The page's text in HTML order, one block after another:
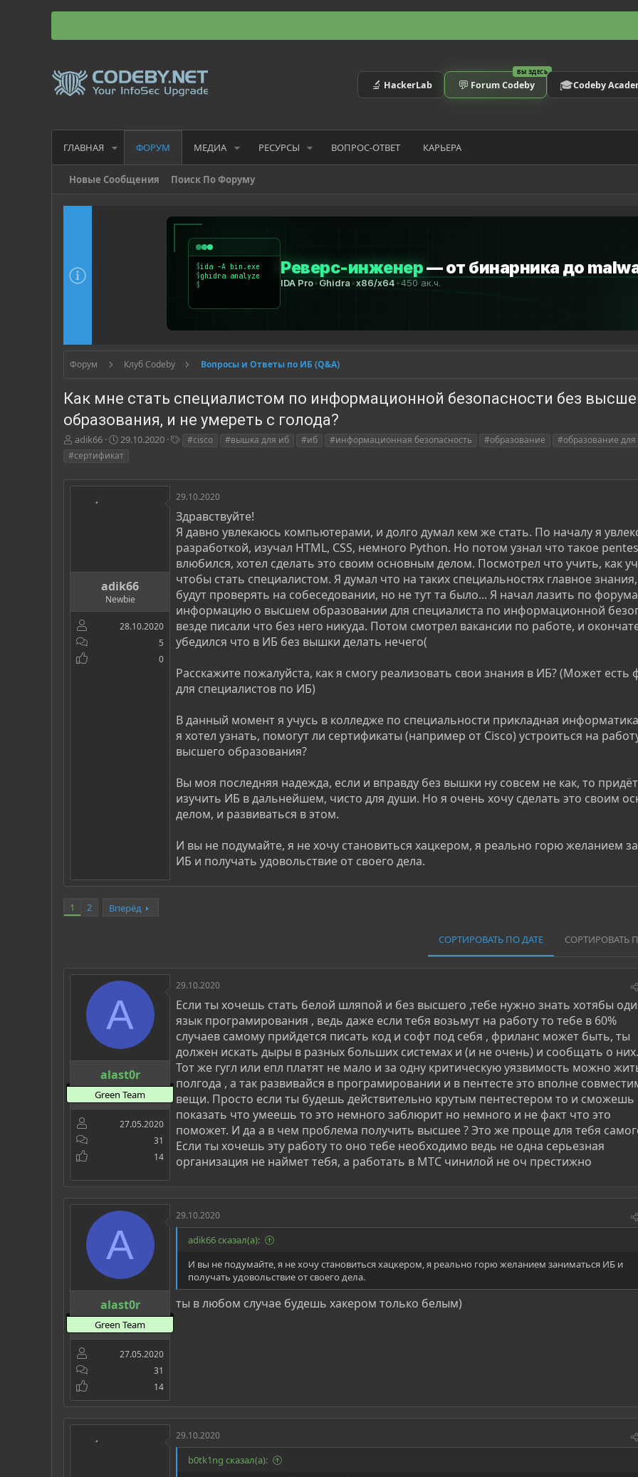
🔬 HackerLab
ВЫ ЗДЕСЬ
💬 Forum Codeby 🎓Codeby
ГЛАВНАЯ ФОРУМ МЕДИА РЕСУРСЫ ВОПРОС-ОТВЕТ КАРЬЕРА
Новые Сообщения Поиск По Форуму
Форум Клуб Codeby Вопросы и Ответы по ИБ (Q&A)
Как мне стать специалистом по информационной безопасности без
образования, и не умереть с голода?
А
в
о
р
adik66
Д
а
а
н
29.10.2020
и
#cisco #вышка для иб #иб #информационная безопасность #образование
#образование
#сертификат
adik66
Newbie
28.10.2020
5
0
29.10.2020
Здравствуйте!
Я давно увлекаюсь компьютерами, и долго думал кем же стать. По началу я
разработкой, изучал HTML, CSS, немного Python. Но потом узнал что такое
влюбился, хотел сделать это своим основным делом. Посмотрел что учить, как
чтобы стать специалистом. Я думал что на таких специальностях главное
будут проверять на собеседовании, но не тут та было... Я начал лазить по
информацию о высшем образовании для специалиста по информационной
везде писали что без него никуда. Потом смотрел вакансии по работе, и
убедился что в ИБ без вышки делать нечего(
Расскажите пожалуйста, как я смогу реализовать свои знания в ИБ? (Может есть
для специалистов по ИБ)
В данный момент я учусь в колледже по специальности прикладная
я хотел узнать, помогут ли сертификаты (например от Cisco) устроиться на
высшего образования?
Вы моя последняя надежда, если и вправду без вышки ну совсем не как, то
изучить ИБ в дальнейшем, чисто для души. Но я очень хочу сделать это своим
делом, и развиваться в этом.
И вы не подумайте, я не хочу становиться хацкером, я реально горю желанием
ИБ и получать удовольствие от своего дела.
1 2 Вперёд
СОРТИРОВАТЬ ПО ДАТЕ СОРТИРОВАТЬ
A
alast0r
Green Team
27.05.2020
31
14
29.10.2020
Если ты хочешь стать белой шляпой и без высшего ,тебе нужно знать хотябы
язык програмирования , ведь даже если тебя возьмут на работу то тебе в 60%
случаев самому прийдется писать код и софт под себя , фриланс может быть, ты
должен искать дыры в разных больших системах и (и не очень) и сообщать о них.
Тот же гугл или епл платят не мало и за одну критическую уязвимость можно
полгода , а так развивайся в програмировании и в пентесте это вполне
вещи. Просто если ты будешь действительно крутым пентестером то и сможешь
показать что умеешь то это немного заблюрит но немного и не факт что это
поможет. И да а в чем проблема получить высшее ? Это же проще для тебя
Если ты хочешь эту работу то оно тебе необходимо ведь не одна серьезная
организация не наймет тебя, а работать в МТС чинилой не оч престижно
A
alast0r
Green Team
27.05.2020
31
14
29.10.2020
adik66 сказал(а):
И вы не подумайте, я не хочу становиться хацкером, я реально горю желанием заниматься ИБ и
получать удовольствие от своего дела.
ты в любом случае будешь хакером только белым)
29.10.2020
b0tk1ng сказал(а):